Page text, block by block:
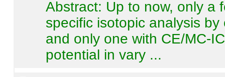
Abstract: Up to now, only a
specific isotopic analysis
and only one with CE/MC-
potential in vary ...